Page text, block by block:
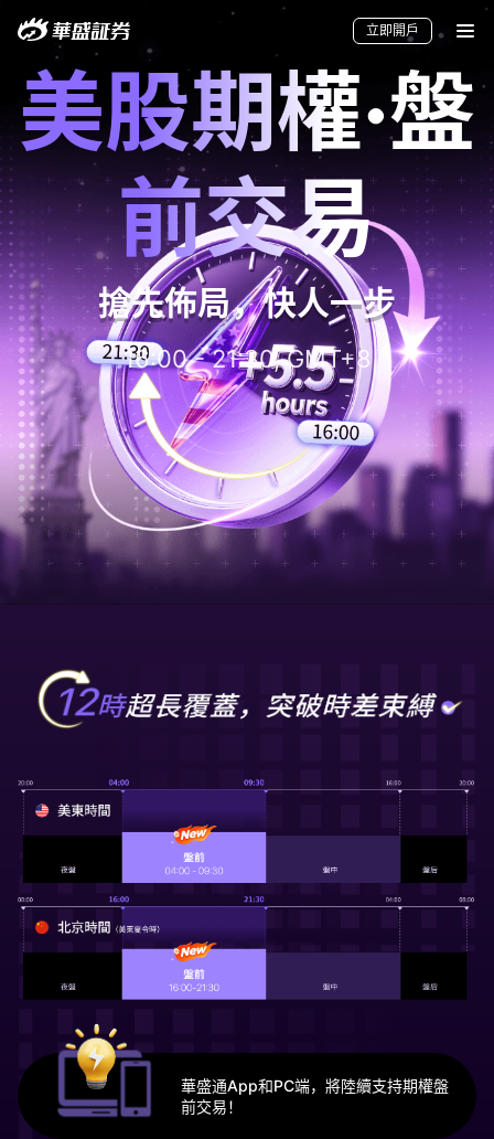
要聞
快訊
美股
港股
新股
加密貨幣
華盛APls
低時延極速交易系統
立即開戶
美股期權·盤
前交易
搶先佈局，快人一步
16:00 - 21:30, GMT+8
華盛通App和PC端，將陸續支持期權盤
前交易！